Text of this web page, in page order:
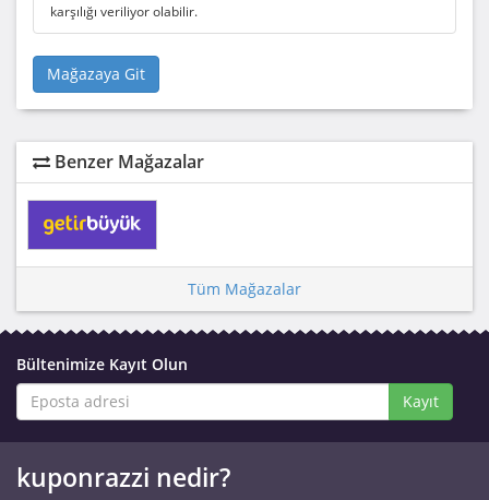
karşılığı veriliyor olabilir.
Mağazaya Git
Benzer Mağazalar
Tüm Mağazalar
Bültenimize Kayıt Olun
Kayıt
kuponrazzi nedir?